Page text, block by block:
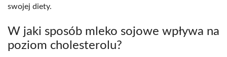
swojej diety.
W jaki sposób mleko sojowe wpływa na
poziom cholesterolu?